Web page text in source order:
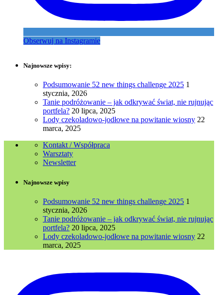
Obserwuj na Instagramie
Najnowsze wpisy:
Podsumowanie 52 new things challenge 2025 1
stycznia, 2026
Tanie podróżowanie – jak odkrywać świat, nie rujnując
portfela? 20 lipca, 2025
Lody czekoladowo-jodłowe na powitanie wiosny 22
marca, 2025
Kontakt / Współpraca
Warsztaty
Newsletter
Najnowsze wpisy
Podsumowanie 52 new things challenge 2025 1
stycznia, 2026
Tanie podróżowanie – jak odkrywać świat, nie rujnując
portfela? 20 lipca, 2025
Lody czekoladowo-jodłowe na powitanie wiosny 22
marca, 2025